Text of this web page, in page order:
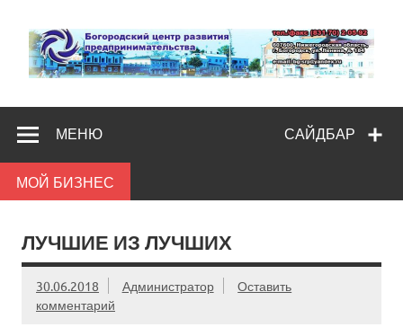
content
САЙДБАР
МЕНЮ
МОЙ БИЗНЕС
ЛУЧШИЕ ИЗ ЛУЧШИХ
30.06.2018 Администратор
Оставить
комментарий